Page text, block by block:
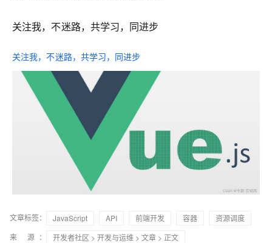
关注我，不迷路，共学习，同进步
关注我，不迷路，共学习，同进步
文章标签： JavaScript API 前端开发 容器
资源调度
来 源：
开发者社区 > 开发与运维 > 文章 > 正文